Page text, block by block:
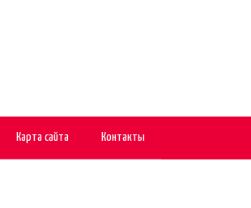
Карта сайта Контакты